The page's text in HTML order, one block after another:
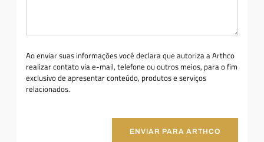
Ao enviar suas informações você declara que autoriza a Arthco
realizar contato via e-mail, telefone ou outros meios, para o fim
exclusivo de apresentar conteúdo, produtos e serviços
relacionados.
ENVIAR PARA ARTHCO